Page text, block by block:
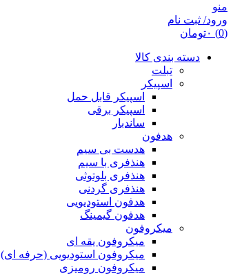
منو
ورود/ ثبت نام
(0)
۰تومان
دسته بندی کالا
تبلت
اسپیکر
اسپیکر قابل حمل
اسپیکر برقی
ساندبار
هدفون
هدست بی سیم
هنذفری با سیم
هنذفری بلوتوثی
هنذفری گردنی
هدفون استودیویی
هدفون گیمینگ
میکروفون
میکروفون یقه ای
میکروفون استودیویی (حرفه ای)
میکروفون رومیزی